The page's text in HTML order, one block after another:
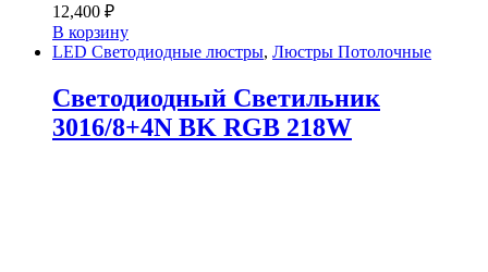
12,400 ₽
В корзину
LED Светодиодные люстры, Люстры Потолочные
Светодиодный Светильник
3016/8+4N BK RGB 218W